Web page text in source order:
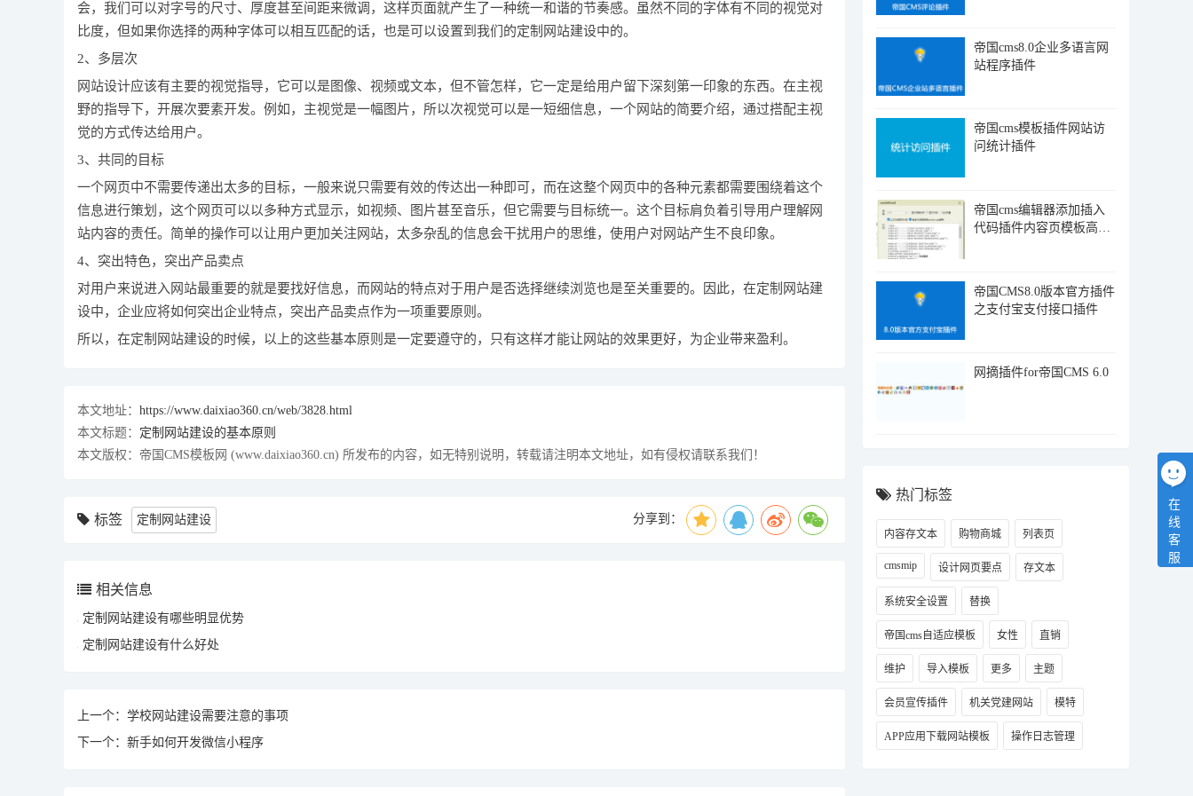
会，我们可以对字号的尺寸、厚度甚至间距来微调，这样页面就产生了一种统一和谐的节奏感。虽然不同的字体有不同的视觉对
比度，但如果你选择的两种字体可以相互匹配的话，也是可以设置到我们的定制网站建设中的。
2、多层次
网站设计应该有主要的视觉指导，它可以是图像、视频或文本，但不管怎样，它一定是给用户留下深刻第一印象的东西。在主视
野的指导下，开展次要素开发。例如，主视觉是一幅图片，所以次视觉可以是一短细信息，一个网站的简要介绍，通过搭配主视
觉的方式传达给用户。
3、共同的目标
一个网页中不需要传递出太多的目标，一般来说只需要有效的传达出一种即可，而在这整个网页中的各种元素都需要围绕着这个
信息进行策划，这个网页可以以多种方式显示，如视频、图片甚至音乐，但它需要与目标统一。这个目标肩负着引导用户理解网
站内容的责任。简单的操作可以让用户更加关注网站，太多杂乱的信息会干扰用户的思维，使用户对网站产生不良印象。
4、突出特色，突出产品卖点
对用户来说进入网站最重要的就是要找好信息，而网站的特点对于用户是否选择继续浏览也是至关重要的。因此，在定制网站建
设中，企业应将如何突出企业特点，突出产品卖点作为一项重要原则。
所以，在定制网站建设的时候，以上的这些基本原则是一定要遵守的，只有这样才能让网站的效果更好，为企业带来盈利。
本文地址： https://www.daixiao360.cn/web/3828.html
本文标题： 定制网站建设的基本原则
本文版权：帝国CMS模板网 (www.daixiao360.cn) 所发布的内容，如无特别说明，转载请注明本文地址，如有侵权请联系我们！
标签 定制网站建设 分享到：
相关信息
定制网站建设有哪些明显优势
定制网站建设有什么好处
上一个： 学校网站建设需要注意的事项
下一个： 新手如何开发微信小程序
帝国cms8.0企业多语言网
站程序插件
帝国cms模板插件网站访
问统计插件
帝国cms编辑器添加插入
代码插件内容页模板高亮
帝国CMS8.0版本官方插件
之支付宝支付接口插件
网摘插件for帝国CMS 6.0
热门标签
内容存文本 购物商城 列表页
cmsmip 设计网页要点 存文本
系统安全设置 替换
帝国cms自适应模板 女性 直销
维护 导入模板 更多 主题
会员宣传插件 机关党建网站 模特
APP应用下载网站模板 操作日志管理
在
线
客
服